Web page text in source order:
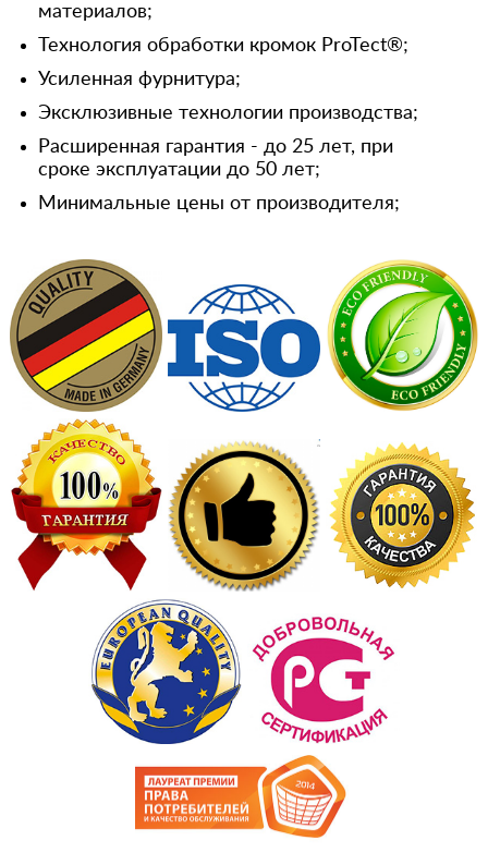
материалов;
Технология обработки кромок ProTect®;
Усиленная фурнитура;
Эксклюзивные технологии производства;
Расширенная гарантия - до 25 лет, при
сроке эксплуатации до 50 лет;
Минимальные цены от производителя;